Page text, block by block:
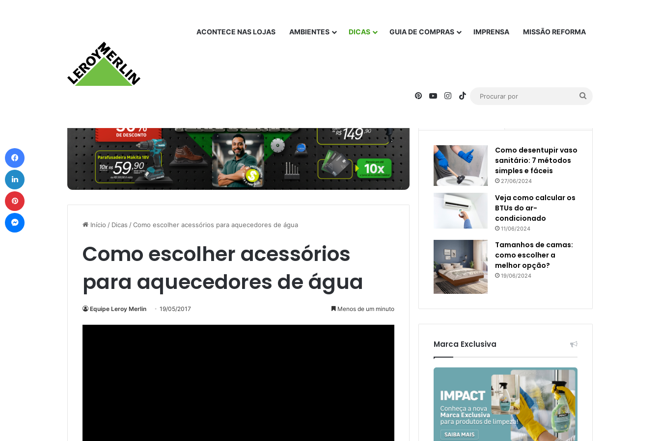
ACONTECE NAS LOJAS AMBIENTES DICAS GUIA DE COMPRAS IMPRENSA MISSÃO REFORMA
PinterestYouTubeInstagram
TikTok
Início / Dicas /Como escolher acessórios para aquecedores de água
Como escolher acessórios
para aquecedores de água
Equipe Leroy Merlin 19/05/2017 Menos de um minuto
Como desentupir vaso
sanitário: 7 métodos
simples e fáceis
27/06/2024
Veja como calcular os
BTUs do ar-
condicionado
11/06/2024
Tamanhos de camas:
como escolher a
melhor opção?
19/06/2024
Marca Exclusiva